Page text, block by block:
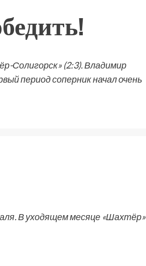
Солигорск» (2:3). Владимир
период соперник начал очень
В уходящем месяце «Шахтёр»